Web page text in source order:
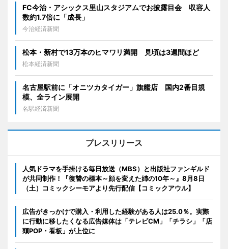
FC今治・アシックス里山スタジアムでお披露目会 収容人
数約1.7倍に「成長」
今治経済新聞
松本・新村で13万本のヒマワリ満開 見頃は3週間ほど
松本経済新聞
名古屋駅前に「オニツカタイガー」旗艦店 国内2番目規
模、全ライン展開
名駅経済新聞
プレスリリース
人気ドラマを手掛ける毎日放送（MBS）と出版社ファンギルド
が共同制作！『復讐の標本～顔を変えた姉の10年～』8月8日
（土）コミックシーモアより先行配信【コミックアウル】
広告がきっかけで購入・利用した経験がある人は25.0％。実際
に行動に移したくなる広告媒体は「テレビCM」「チラシ」「店
頭POP・看板」が上位に